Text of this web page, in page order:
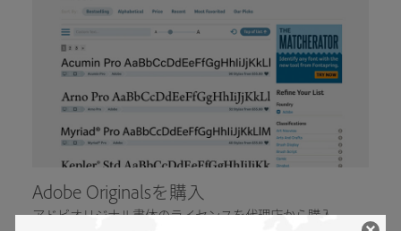
Adobe Originalsを購入
アドビオリジナル書体のライセンスを代理店から購入